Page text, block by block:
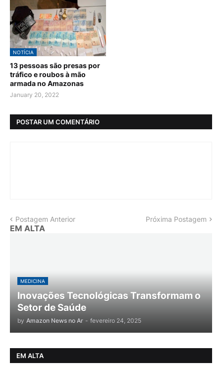
NOTÍCIA
13 pessoas são presas por
tráfico e roubos à mão
armada no Amazonas
January 20, 2022
POSTAR UM COMENTÁRIO
Postagem Anterior Próxima Postagem
EM ALTA
MEDICINA
Inovações Tecnológicas Transformam o
Setor de Saúde
by Amazon News no Ar - fevereiro 24, 2025
EM ALTA